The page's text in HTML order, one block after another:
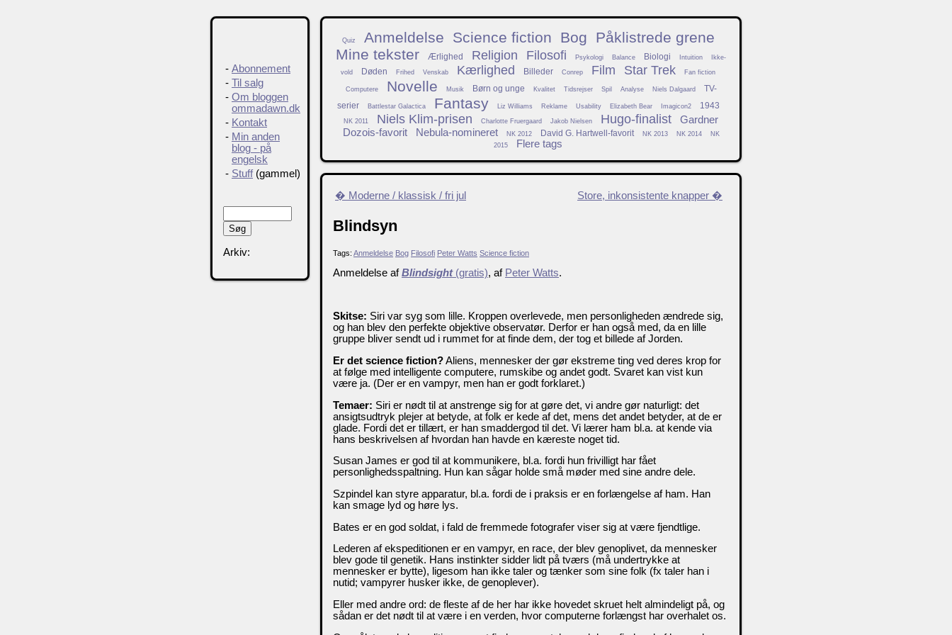
Quiz Anmeldelse Science fiction Bog
Påklistrede grene
Mine tekster
Ærlighed Religion Filosofi Psykologi Balance Biologi Intuition Ikke-
vold Døden Frihed Venskab Kærlighed Billeder Conrep Film Star Trek Fan fiction
Computere Novelle Musik Børn og unge Kvalitet Tidsrejser Spil Analyse Niels Dalgaard
TV-
serier
Battlestar Galactica Fantasy Liz Williams Reklame Usability Elizabeth Bear Imagicon2 1943
NK 2011 Niels Klim-prisen Charlotte Fruergaard Jakob Nielsen Hugo-finalist
Gardner
Dozois-favorit
Nebula-nomineret NK 2012 David G. Hartwell-favorit NK 2013 NK 2014
NK
2015
Flere tags
� Moderne / klassisk / fri jul Store, inkonsistente knapper �
Blindsyn
Tags: Anmeldelse Bog Filosofi Peter Watts Science fiction
Anmeldelse afBlindsight(gratis), af Peter Watts.
Skitse: Siri var syg som lille. Kroppen overlevede, men personligheden ændrede sig,
og han blev den perfekte objektive observatør. Derfor er han også med, da en lille
gruppe bliver sendt ud i rummet for at finde dem, der tog et billede af Jorden.
Er det science fiction?Aliens, mennesker der gør ekstreme ting ved deres krop for
at følge med intelligente computere, rumskibe og andet godt. Svaret kan vist kun
være ja. (Der er en vampyr, men han er godt forklaret.)
Temaer: Siri er nødt til at anstrenge sig for at gøre det, vi andre gør naturligt: det
ansigtsudtryk plejer at betyde, at folk er kede af det, mens det andet betyder, at de er
glade. Fordi det er tillært, er han smaddergod til det. Vi lærer ham bl.a. at kende via
hans beskrivelsen af hvordan han havde en kæreste noget tid.
Susan James er god til at kommunikere, bl.a. fordi hun frivilligt har fået
personlighedsspaltning. Hun kan sågar holde små møder med sine andre dele.
Szpindel kan styre apparatur, bl.a. fordi de i praksis er en forlængelse af ham. Han
kan smage lyd og høre lys.
Bates er en god soldat, i fald de fremmede fotografer viser sig at være fjendtlige.
Lederen af ekspeditionen er en vampyr, en race, der blev genoplivet, da mennesker
blev gode til genetik. Hans instinkter sidder lidt på tværs (må undertrykke at
mennesker er bytte), ligesom han ikke taler og tænker som sine folk (fx taler han i
nutid; vampyrer husker ikke, de genoplever).
Eller med andre ord: de fleste af de her har ikke hovedet skruet helt almindeligt på, og
sådan er det nødt til at være i en verden, hvor computerne forlængst har overhalet os.
- Abonnement
- Til salg
- Om bloggen
ommadawn.dk
- Kontakt
- Min anden
blog - på
engelsk
- Stuff(gammel)
Arkiv: